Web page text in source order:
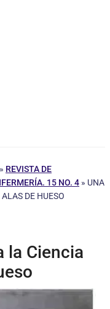
» REVISTA DE
15 NO. 4 » UNA
DE HUESO
la Ciencia